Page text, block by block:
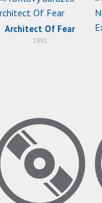
Architect Of Fear
1991